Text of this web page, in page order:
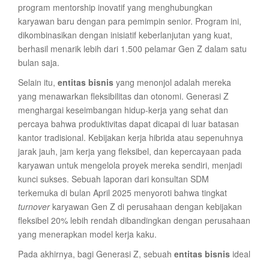
program mentorship inovatif yang menghubungkan
karyawan baru dengan para pemimpin senior. Program ini,
dikombinasikan dengan inisiatif keberlanjutan yang kuat,
berhasil menarik lebih dari 1.500 pelamar Gen Z dalam satu
bulan saja.
Selain itu, entitas bisnis yang menonjol adalah mereka
yang menawarkan fleksibilitas dan otonomi. Generasi Z
menghargai keseimbangan hidup-kerja yang sehat dan
percaya bahwa produktivitas dapat dicapai di luar batasan
kantor tradisional. Kebijakan kerja hibrida atau sepenuhnya
jarak jauh, jam kerja yang fleksibel, dan kepercayaan pada
karyawan untuk mengelola proyek mereka sendiri, menjadi
kunci sukses. Sebuah laporan dari konsultan SDM
terkemuka di bulan April 2025 menyoroti bahwa tingkat
turnoverkaryawan Gen Z di perusahaan dengan kebijakan
fleksibel 20% lebih rendah dibandingkan dengan perusahaan
yang menerapkan model kerja kaku.
Pada akhirnya, bagi Generasi Z, sebuah entitas bisnis ideal